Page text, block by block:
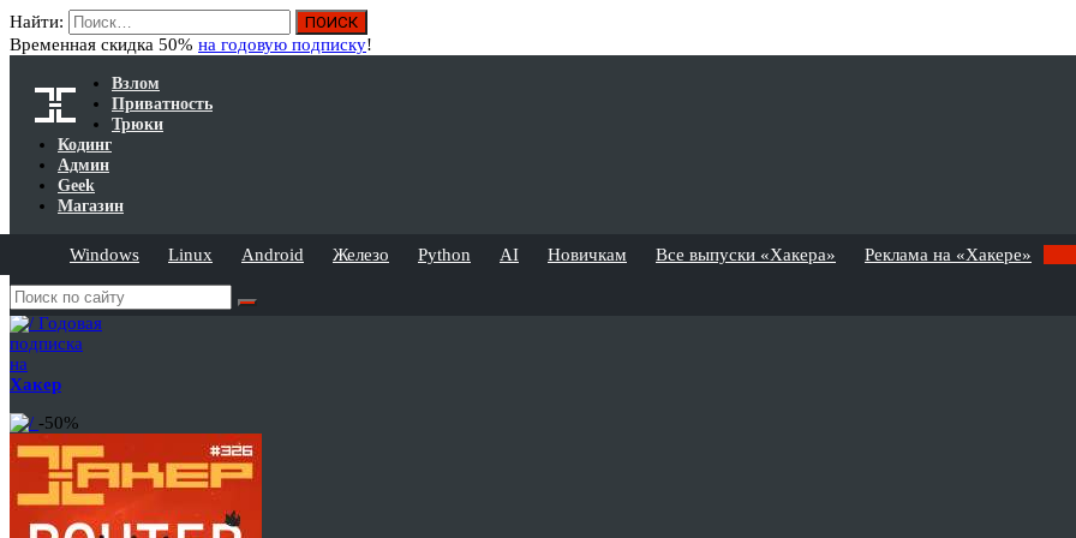
Найти:
Временная скидка 50% на годовую подписку!
Взлом
Приватность
Трюки
Кодинг
Админ
Geek
Магазин
Windows Linux Android Железо Python AI Новичкам Все выпуски «Хакера» Реклама на «Хакере»
Годовая
подписка
на
Хакер
-50%